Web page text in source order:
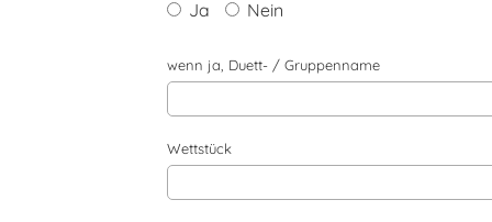
Ja Nein
wenn ja, Duett- / Gruppenname
Wettstück